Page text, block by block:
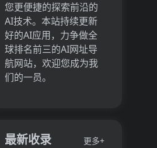
您更便捷的探索前沿的
AI技术。本站持续更新
好的AI应用，力争做全
球排名前三的AI网址导
航网站，欢迎您成为我
们的一员。
最新收录 更多+